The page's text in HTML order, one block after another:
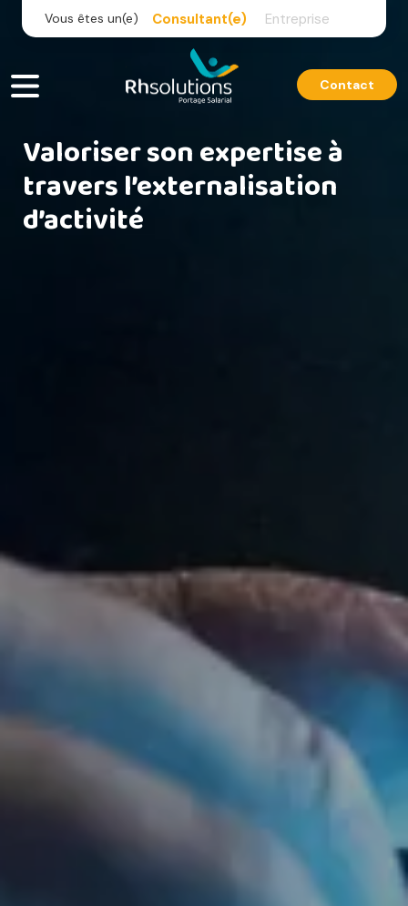
Vous êtes un(e) Consultant(e) Entreprise
Contact
Valoriser son expertise à
travers l’externalisation
d’activité